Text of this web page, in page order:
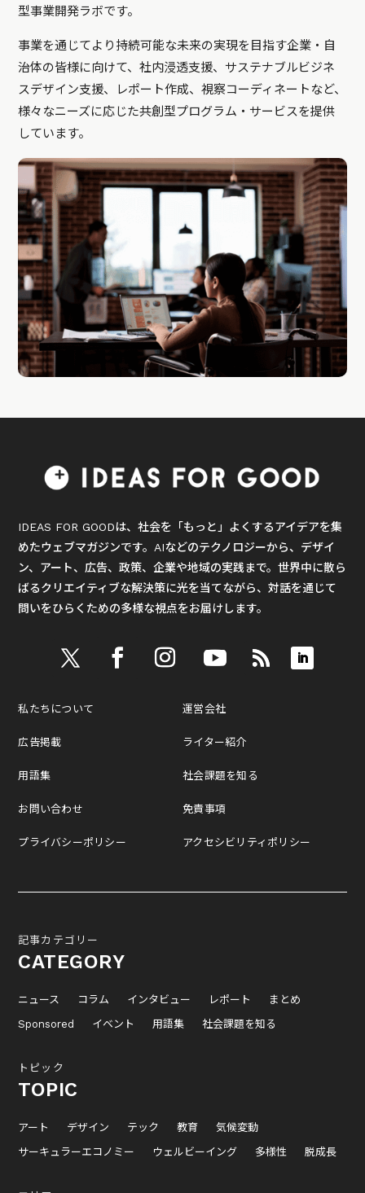
型事業開発ラボです。
事業を通じてより持続可能な未来の実現を目指す企業・自
治体の皆様に向けて、社内浸透支援、サステナブルビジネ
スデザイン支援、レポート作成、視察コーディネートなど、
様々なニーズに応じた共創型プログラム・サービスを提供
しています。
IDEAS FOR GOODは、社会を「もっと」よくするアイデアを集
めたウェブマガジンです。AIなどのテクノロジーから、デザイ
ン、アート、広告、政策、企業や地域の実践まで。世界中に散ら
ばるクリエイティブな解決策に光を当てながら、対話を通じて
問いをひらくための多様な視点をお届けします。
私たちについて
広告掲載
用語集
お問い合わせ
プライバシーポリシー
運営会社
ライター紹介
社会課題を知る
免責事項
アクセシビリティポリシー
記事カテゴリー
CATEGORY
ニュース コラム インタビュー レポート
まとめ
Sponsored
イベント 用語集 社会課題を知る
トピック
TOPIC
アート デザイン テック 教育
気候変動
サーキュラーエコノミー
ウェルビーイング 多様性 脱成長